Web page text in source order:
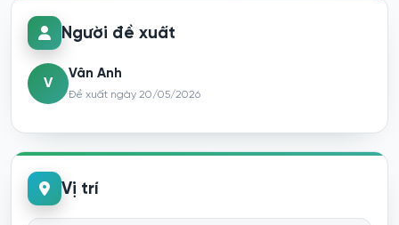
Người đề xuất
V
Vân Anh
Đề xuất ngày 20/05/2026
Vị trí